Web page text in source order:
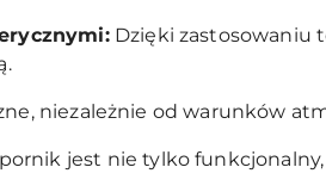
Dzięki zastosowaniu
niezależnie od warunków
jest nie tylko